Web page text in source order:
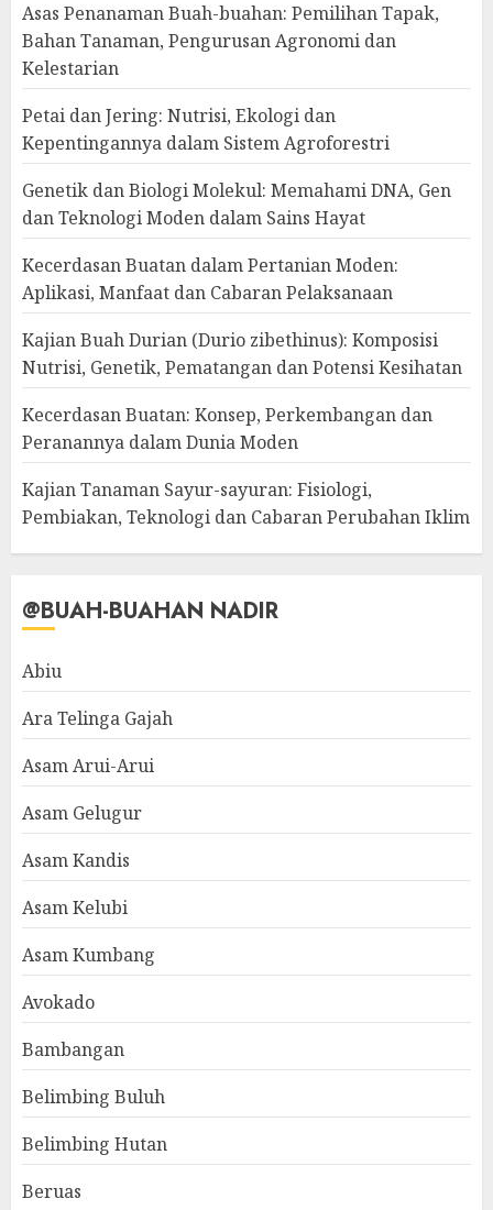
Asas Penanaman Buah-buahan: Pemilihan Tapak,
Bahan Tanaman, Pengurusan Agronomi dan
Kelestarian
Petai dan Jering: Nutrisi, Ekologi dan
Kepentingannya dalam Sistem Agroforestri
Genetik dan Biologi Molekul: Memahami DNA, Gen
dan Teknologi Moden dalam Sains Hayat
Kecerdasan Buatan dalam Pertanian Moden:
Aplikasi, Manfaat dan Cabaran Pelaksanaan
Kajian Buah Durian (Durio zibethinus): Komposisi
Nutrisi, Genetik, Pematangan dan Potensi Kesihatan
Kecerdasan Buatan: Konsep, Perkembangan dan
Peranannya dalam Dunia Moden
Kajian Tanaman Sayur-sayuran: Fisiologi,
Pembiakan, Teknologi dan Cabaran Perubahan Iklim
@BUAH-BUAHAN NADIR
Abiu
Ara Telinga Gajah
Asam Arui-Arui
Asam Gelugur
Asam Kandis
Asam Kelubi
Asam Kumbang
Avokado
Bambangan
Belimbing Buluh
Belimbing Hutan
Beruas